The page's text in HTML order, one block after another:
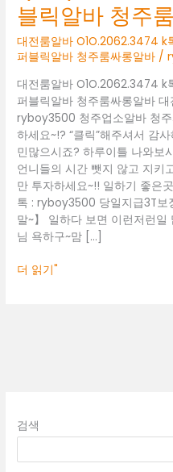
블릭알바 청주
대전룸알바 O1O.2062.3474
퍼블릭알바 청주룸싸롱알바 /
대전룸알바 O1O.2062.3474
퍼블릭알바 청주룸싸롱알바
ryboy3500 청주업소알바 청
하세요~!? “클릭”해주셔서 감
민많으시죠? 하루이틀 나와보
언니들의 시간 뺏지 않고 지키
만 투자하세요~!! 일하기 좋
톡 : ryboy3500 당일지급3T보
말~】 일하다 보면 이런저런
님 욕하구~맘 […]
톡
ryboy3500
청
주
소
알
바
청
주
퍼
블
릭
알
바
주
더 읽기"
검색